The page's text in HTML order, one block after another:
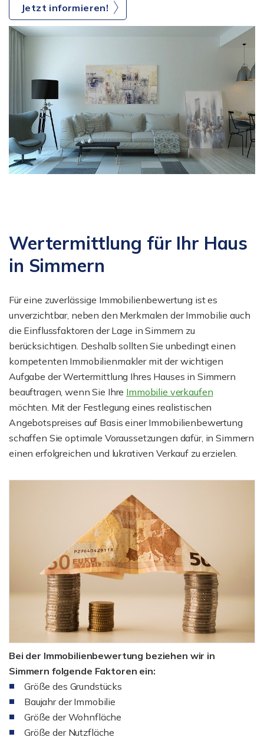
Jetzt informieren!
Wertermittlung für Ihr Haus
in Simmern
Für eine zuverlässige Immobilienbewertung ist es
unverzichtbar, neben den Merkmalen der Immobilie auch
die Einflussfaktoren der Lage in Simmern zu
berücksichtigen. Deshalb sollten Sie unbedingt einen
kompetenten Immobilienmakler mit der wichtigen
Aufgabe der Wertermittlung Ihres Hauses in Simmern
beauftragen, wenn Sie Ihre Immobilie verkaufen
möchten. Mit der Festlegung eines realistischen
Angebotspreises auf Basis einer Immobilienbewertung
schaffen Sie optimale Voraussetzungen dafür, in Simmern
einen erfolgreichen und lukrativen Verkauf zu erzielen.
Bei der Immobilienbewertung beziehen wir in
Simmern folgende Faktoren ein:
Größe des Grundstücks
Baujahr der Immobilie
Größe der Wohnfläche
Größe der Nutzfläche